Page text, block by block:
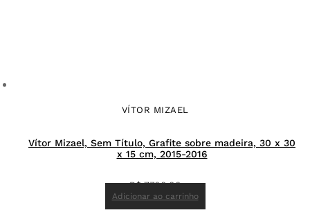
VÍTOR MIZAEL
Vítor Mizael, Sem Título, Grafite sobre madeira, 30 x 30
x 15 cm, 2015-2016
R$7.700,00
Adicionar ao carrinho